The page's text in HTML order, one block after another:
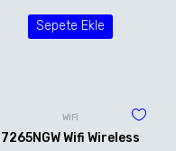
Sepete Ekle
WİFİ
7265NGW Wifi Wireless